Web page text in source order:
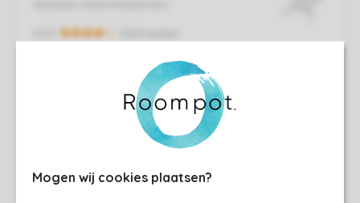
Mogen wij cookies plaatsen?